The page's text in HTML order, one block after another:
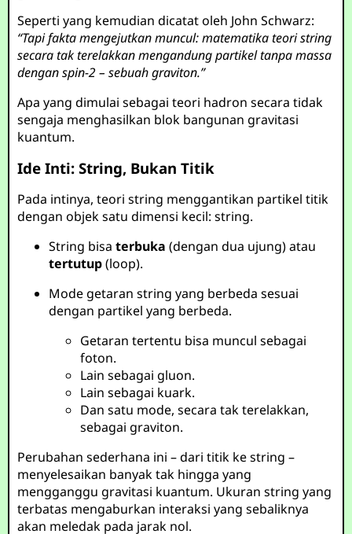
Seperti yang kemudian dicatat oleh John Schwarz:
“Tapi fakta mengejutkan muncul: matematika teori string
secara tak terelakkan mengandung partikel tanpa massa
dengan spin-2 – sebuah graviton.”
Apa yang dimulai sebagai teori hadron secara tidak
sengaja menghasilkan blok bangunan gravitasi
kuantum.
Ide Inti: String, Bukan Titik
Pada intinya, teori string menggantikan partikel titik
dengan objek satu dimensi kecil: string.
String bisaterbuka (dengan dua ujung) atau
tertutup(loop).
Mode getaran string yang berbeda sesuai
dengan partikel yang berbeda.
Getaran tertentu bisa muncul sebagai
foton.
Lain sebagai gluon.
Lain sebagai kuark.
Dan satu mode, secara tak terelakkan,
sebagai graviton.
Perubahan sederhana ini – dari titik ke string –
menyelesaikan banyak tak hingga yang
mengganggu gravitasi kuantum. Ukuran string yang
terbatas mengaburkan interaksi yang sebaliknya
akan meledak pada jarak nol.